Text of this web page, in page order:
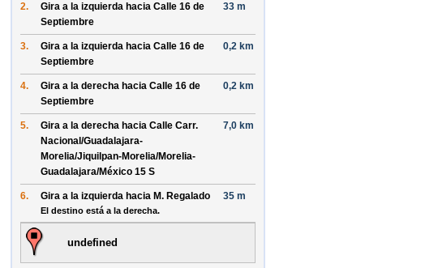
2. Gira a la izquierda hacia Calle 16 de
Septiembre
33 m
3. Gira a la izquierda hacia Calle 16 de
Septiembre
0,2 km
4. Gira a la derecha hacia Calle 16 de
Septiembre
0,2 km
5. Gira a la derecha hacia Calle Carr.
Nacional/Guadalajara-
Morelia/Jiquilpan-Morelia/Morelia-
Guadalajara/México 15 S
7,0 km
6. Gira a la izquierda hacia M. Regalado
El destino está a la derecha.
35 m
undefined